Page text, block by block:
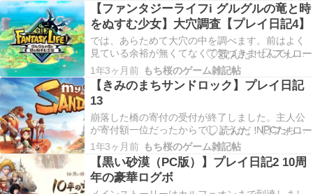
た。 はじめこそ、スローライフ系ゲームの情報発
信をしたいと…
【ファンタジーライフi グルグルの竜と時
をぬすむ少女】大穴調査【プレイ日記4】
では、あらためて大穴の中を調べます。前はよく
見ている余裕が無くてなくて気づきませんでした
が、遺跡のようですね。それにしても広い。 横穴
の一つに入ろうとしたら、例の深い紫色の女の子
（カーラ）がまた現れました。でも、今度は問答
無用ではなく宝玉を返せって言ってます。ひょっ
とすると話が…
1年3ヶ月前 もち桜のゲーム雑記帖
【きみのまちサンドロック】プレイ日記
13
崩落した橋の寄付の受付が終了しました。主人公
が寄付額一位だったからでしょうか、NPCたちの
友好度が軒並み上がって「仲間」になったり「相
棒」になったりしてました。 朝起きた時にこんな
感じの表示がドドドドっと。入りきって無いよう
だったので、他の人たちも友好度上がったと思い
1年3ヶ月前 もち桜のゲーム雑記帖
【黒い砂漠（PC版）】プレイ日記2 10周
年の豪華ログボ